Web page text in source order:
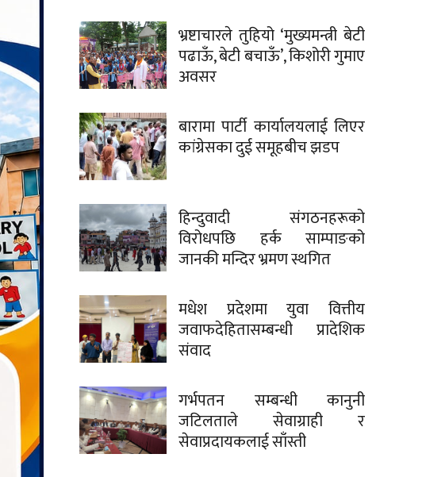
भ्रष्टाचारले तुहियो ‘मुख्यमन्त्री बेटी
पढाऊँ, बेटी बचाऊँ’, किशोरी गुमाए
अवसर
बारामा पार्टी कार्यालयलाई लिएर
कांग्रेसका दुई समूहबीच झडप
हिन्दुवादी संगठनहरूको
विरोधपछि हर्क साम्पाङको
जानकी मन्दिर भ्रमण स्थगित
मधेश प्रदेशमा युवा वित्तीय
जवाफदेहितासम्बन्धी प्रादेशिक
संवाद
गर्भपतन सम्बन्धी कानुनी
जटिलताले सेवाग्राही र
सेवाप्रदायकलाई साँस्ती